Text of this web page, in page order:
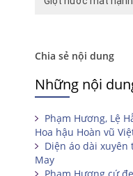
Chia sẻ nội dung
Những nội
Phạm Hương, Lệ
Hoa hậu Hoàn vũ
Diện áo dài xuyên
May
Phạm Hương cứ